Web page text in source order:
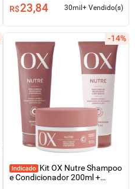
R$23,84 30mil+ Vendido(s)
-14%
Kit OX Nutre Shampoo
e Condicionador 200ml +